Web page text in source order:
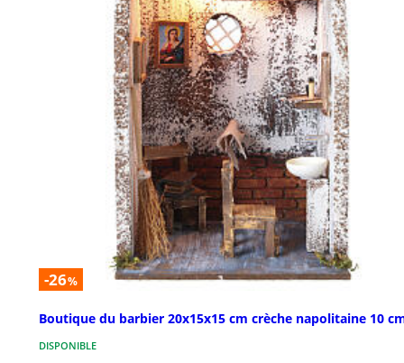
-26%
Boutique du barbier 20x15x15 cm crèche napolitaine 10
DISPONIBLE